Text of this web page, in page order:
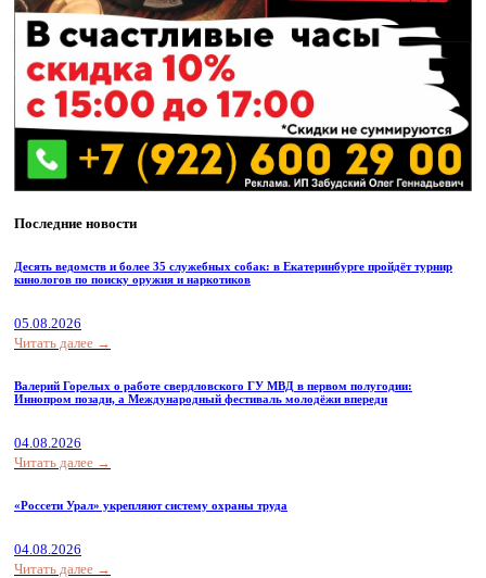
Последние новости
Десять ведомств и более 35 служебных собак: в Екатеринбурге пройдёт турнир
кинологов по поиску оружия и наркотиков
05.08.2026
Читать далее →
Валерий Горелых о работе свердловского ГУ МВД в первом полугодии:
Иннопром позади, а Международный фестиваль молодёжи впереди
04.08.2026
Читать далее →
«Россети Урал» укрепляют систему охраны труда
04.08.2026
Читать далее →